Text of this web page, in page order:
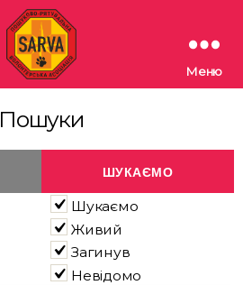
"SARVA"
рятувальна
асоціація
Меню
Пошуки
ШУКАЄМО
Шукаємо
Живий
Загинув
Невідомо